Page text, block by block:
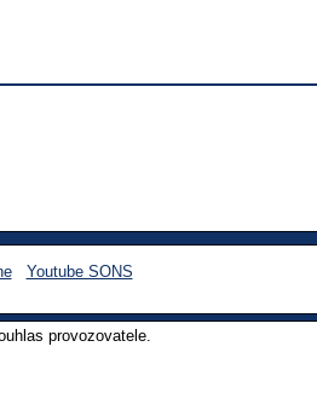
Youtube SONS
provozovatele.